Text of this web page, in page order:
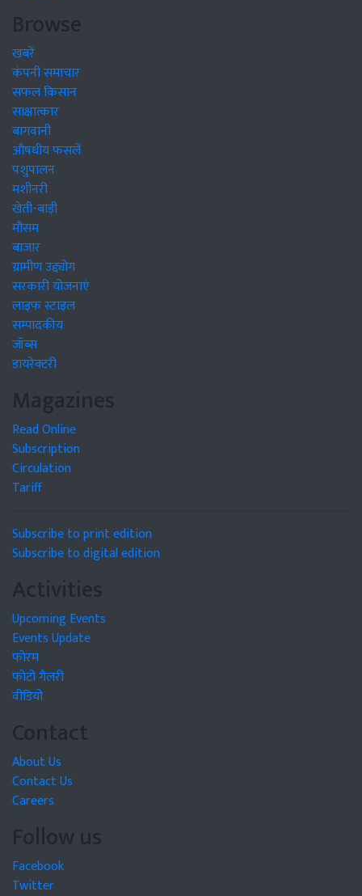
Browse
खबरें
कंपनी समाचार
सफल किसान
साक्षात्कार
बागवानी
औषधीय फसलें
पशुपालन
मशीनरी
खेती-बाड़ी
मौसम
बाजार
ग्रामीण उद्द्योग
सरकारी योजनाएं
लाइफ स्टाइल
सम्पादकीय
जॉब्स
डायरेक्टरी
Magazines
Read Online
Subscription
Circulation
Tariff
Subscribe to print edition
Subscribe to digital edition
Activities
Upcoming Events
Events Update
फोरम
फोटो गैलरी
वीडियो
Contact
About Us
Contact Us
Careers
Follow us
Facebook
Twitter